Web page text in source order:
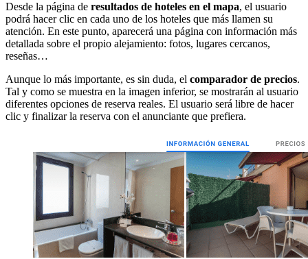
Desde la página de resultados de hoteles en el mapa, el usuario
podrá hacer clic en cada uno de los hoteles que más llamen su
atención. En este punto, aparecerá una página con información más
detallada sobre el propio alejamiento: fotos, lugares cercanos,
reseñas…
Aunque lo más importante, es sin duda, el comparador de precios.
Tal y como se muestra en la imagen inferior, se mostrarán al usuario
diferentes opciones de reserva reales. El usuario será libre de hacer
clic y finalizar la reserva con el anunciante que prefiera.